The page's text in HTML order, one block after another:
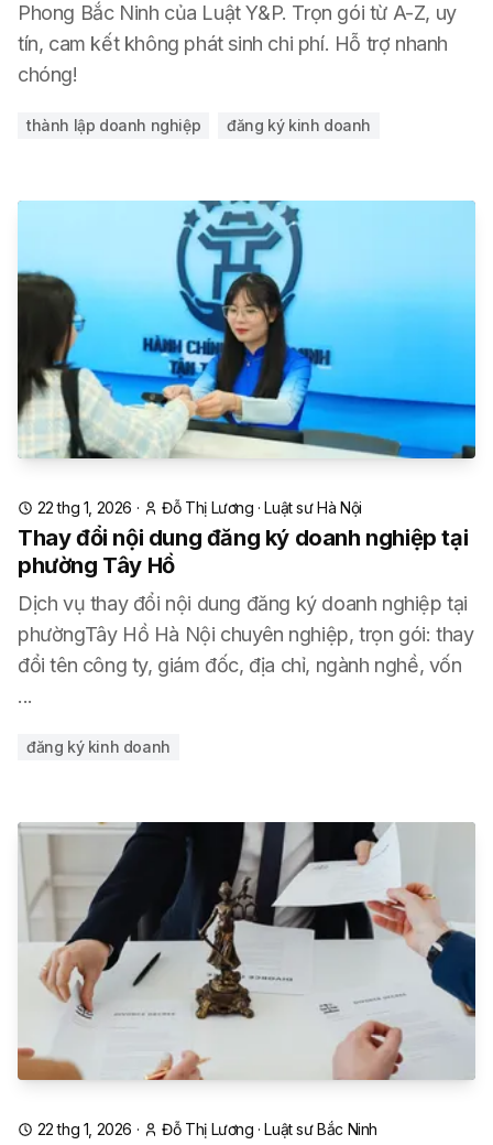
Phong Bắc Ninh của Luật Y&P. Trọn gói từ A-Z, uy
tín, cam kết không phát sinh chi phí. Hỗ trợ nhanh
chóng!
thành lập doanh nghiệp đăng ký kinh doanh
22 thg 1, 2026 · Đỗ Thị Lương ·Luật sư Hà Nội
Thay đổi nội dung đăng ký doanh nghiệp tại
phường Tây Hồ
Dịch vụ thay đổi nội dung đăng ký doanh nghiệp tại
phườngTây Hồ Hà Nội chuyên nghiệp, trọn gói: thay
đổi tên công ty, giám đốc, địa chỉ, ngành nghề, vốn
...
đăng ký kinh doanh
22 thg 1, 2026 · Đỗ Thị Lương ·Luật sư Bắc Ninh